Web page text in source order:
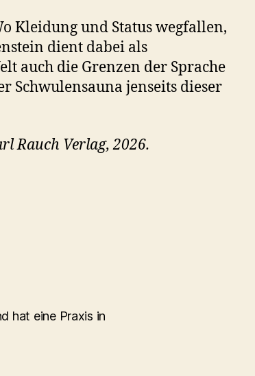
Kleidung und Status wegfallen,
dient dabei als
auch die Grenzen der Sprache
Schwulensauna jenseits dieser
Rauch Verlag, 2026.
hat eine Praxis in